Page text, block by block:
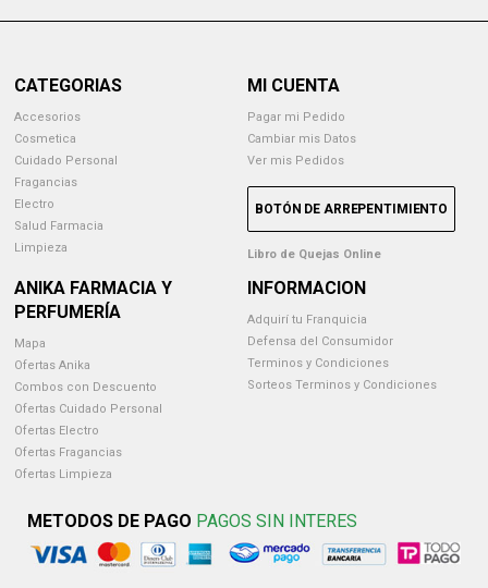
CATEGORIAS
Accesorios
Cosmetica
Cuidado Personal
Fragancias
Electro
Salud Farmacia
Limpieza
MI CUENTA
Pagar mi Pedido
Cambiar mis Datos
Ver mis Pedidos
BOTÓN DE ARREPENTIMIENTO
Libro de Quejas Online
ANIKA FARMACIA Y
PERFUMERÍA
Mapa
Ofertas Anika
Combos con Descuento
Ofertas Cuidado Personal
Ofertas Electro
Ofertas Fragancias
Ofertas Limpieza
INFORMACION
Adquirí tu Franquicia
Defensa del Consumidor
Terminos y Condiciones
Sorteos Terminos y Condiciones
METODOS DE PAGO PAGOS SIN INTERES